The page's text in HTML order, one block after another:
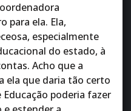
para ela. Ela,
especialmente
do estado, à
Acho que a
ela que daria tão certo
poderia fazer